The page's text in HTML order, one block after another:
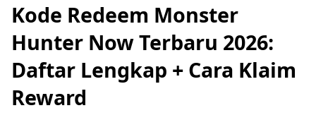
Kode Redeem Monster
Hunter Now Terbaru 2026:
Daftar Lengkap + Cara Klaim
Reward